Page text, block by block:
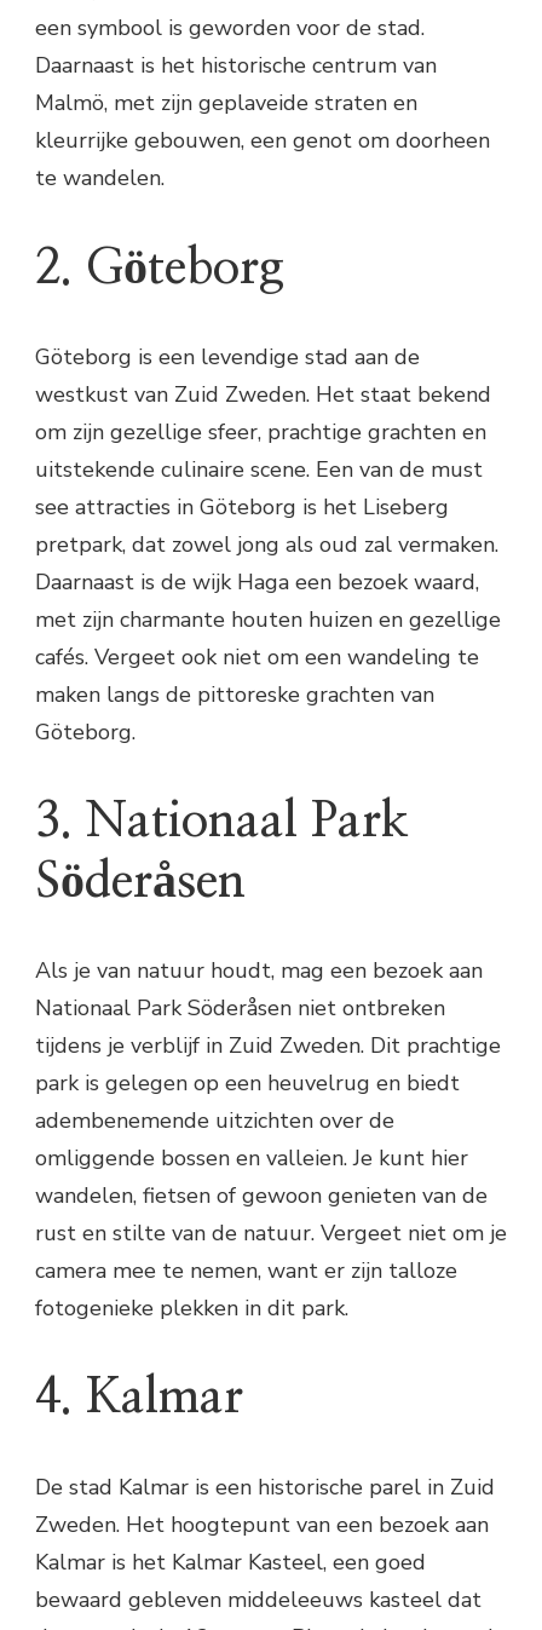
een symbool is geworden voor de stad.
Daarnaast is het historische centrum van
Malmö, met zijn geplaveide straten en
kleurrijke gebouwen, een genot om doorheen
te wandelen.
2. Göteborg
Göteborg is een levendige stad aan de
westkust van Zuid Zweden. Het staat bekend
om zijn gezellige sfeer, prachtige grachten en
uitstekende culinaire scene. Een van de must
see attracties in Göteborg is het Liseberg
pretpark, dat zowel jong als oud zal vermaken.
Daarnaast is de wijk Haga een bezoek waard,
met zijn charmante houten huizen en gezellige
cafés. Vergeet ook niet om een wandeling te
maken langs de pittoreske grachten van
Göteborg.
3. Nationaal Park
Söderåsen
Als je van natuur houdt, mag een bezoek aan
Nationaal Park Söderåsen niet ontbreken
tijdens je verblijf in Zuid Zweden. Dit prachtige
park is gelegen op een heuvelrug en biedt
adembenemende uitzichten over de
omliggende bossen en valleien. Je kunt hier
wandelen, fietsen of gewoon genieten van de
rust en stilte van de natuur. Vergeet niet om je
camera mee te nemen, want er zijn talloze
fotogenieke plekken in dit park.
4. Kalmar
De stad Kalmar is een historische parel in Zuid
Zweden. Het hoogtepunt van een bezoek aan
Kalmar is het Kalmar Kasteel, een goed
bewaard gebleven middeleeuws kasteel dat